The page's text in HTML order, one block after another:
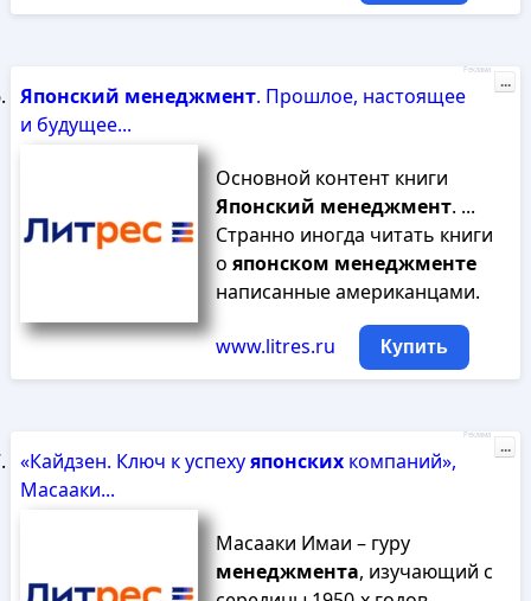
Японский менеджмент. Прошлое, настоящее
и будущее...
Основной контент книги
Японский менеджмент. ...
Странно иногда читать книги
о японском менеджменте
написанные американцами.
www.litres.ru Купить
Реклама
...
«Кайдзен. Ключ к успехуяпонскихкомпаний»,
Масааки...
Масааки Имаи – гуру
менеджмента, изучающий с
Реклама
...